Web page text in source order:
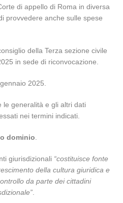
di appello di Roma in diversa
provvedere anche sulle spese
della Terza sezione civile
in sede di riconvocazione.
2025.
le generalità e gli altri dati
nei termini indicati.
dominio
giurisdizionali “costituisce fonte
della cultura giuridica e
da parte dei cittadini